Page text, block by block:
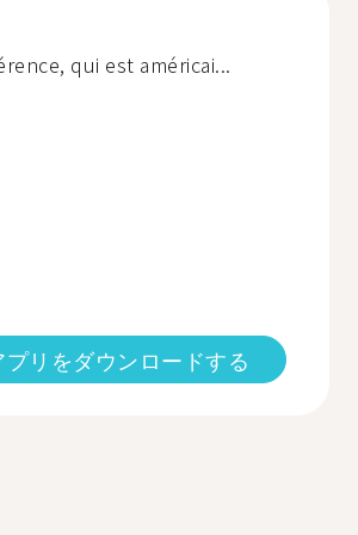
qui est américai...
プリをダウンロードする